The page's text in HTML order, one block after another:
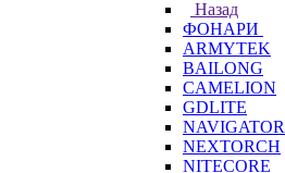
Назад
ФОНАРИ
ARMYTEK
BAILONG
CAMELION
GDLITE
NAVIGATOR
NEXTORCH
NITECORE